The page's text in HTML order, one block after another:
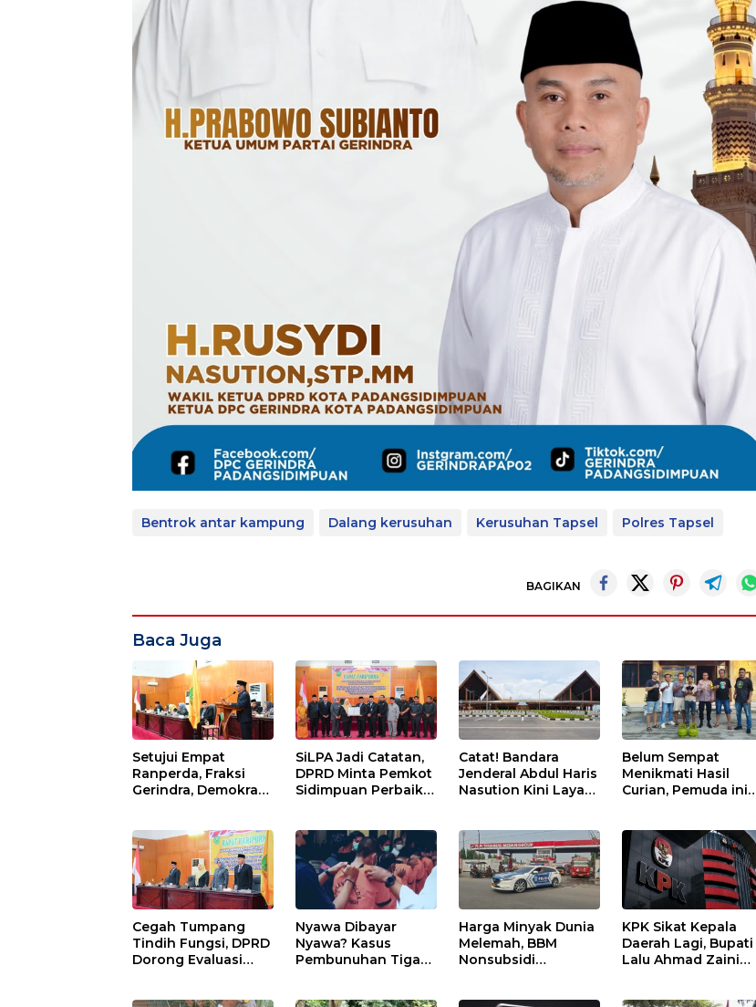
Bentrok antar kampung Dalang kerusuhan Kerusuhan Tapsel Polres Tapsel
BAGIKAN
Baca Juga
Setujui Empat
Ranperda, Fraksi
Gerindra, Demokrat,
Pemko Sidimpuan
SiLPA Jadi Catatan,
DPRD Minta Pemkot
Sidimpuan Perbaiki
Catat! Bandara
Jenderal Abdul Haris
Nasution Kini Layani
Sepekan
Belum Sempat
Menikmati Hasil
Curian, Pemuda ini
Cegah Tumpang
Tindih Fungsi, DPRD
Dorong Evaluasi
Nyawa Dibayar
Nyawa? Kasus
Pembunuhan Tiga
Harga Minyak Dunia
Melemah, BBM
Nonsubsidi
KPK Sikat Kepala
Daerah Lagi, Bupati
Lalu Ahmad Zaini